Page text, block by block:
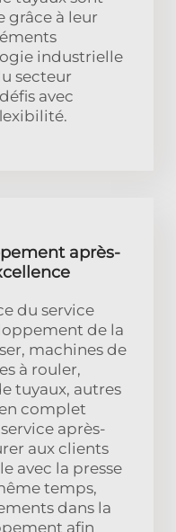
grâce à leur
industrielle
secteur
avec
après-
du service
de la
machines de
à rouler,
tuyaux, autres
complet
après-
aux clients
avec la presse
temps,
dans la
afin